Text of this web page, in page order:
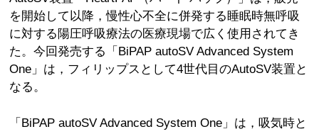
を開始して以降，慢性心不全に併発する睡眠時無呼吸
に対する陽圧呼吸療法の医療現場で広く使用されてき
た。今回発売する「BiPAP autoSV Advanced System
One」は，フィリップスとして4世代目のAutoSV装置と
なる。
「BiPAP autoSV Advanced System One」は，吸気時と